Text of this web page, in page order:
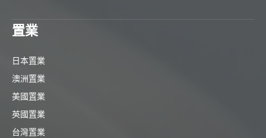
置業
日本置業
澳洲置業
美國置業
英國置業
台灣置業